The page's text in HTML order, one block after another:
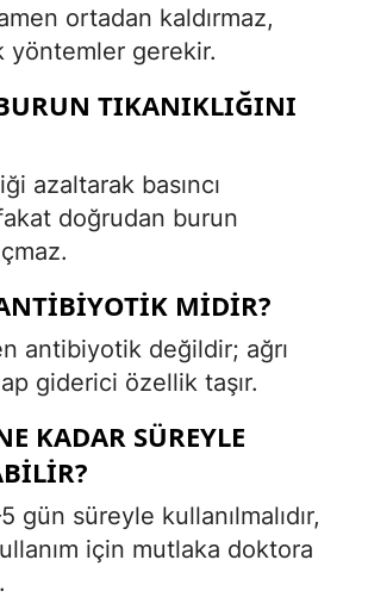
ortadan kaldırmaz,
yöntemler gerekir.
TIKANIKLIĞINI
azaltarak basıncı
doğrudan burun
MIDIR?
antibiyotik değildir; ağrı
giderici özellik taşır.
KADAR SÜREYLE
gün süreyle kullanılmalıdır,
için mutlaka doktora